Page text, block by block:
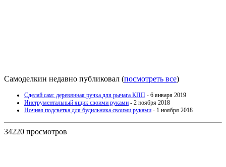
Самоделкин недавно публиковал (посмотреть все)
Сделай сам: деревянная ручка для рычага КПП - 6 января 2019
Инструментальный ящик своими руками - 2 ноября 2018
Ночная подсветка для будильника своими руками - 1 ноября 2018
34220 просмотров